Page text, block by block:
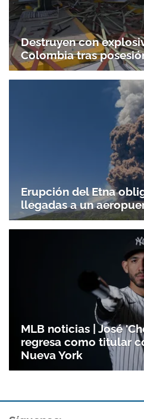
Destruyen con
Colombia tras
Erupción del Etna
llegadas a un
MLB noticias | José
regresa como titular
Nueva York